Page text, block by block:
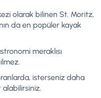
olarak bilinen St. Moritz,
da en popüler kayak
meraklısı
isterseniz daha